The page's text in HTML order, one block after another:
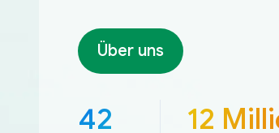
Über uns
42 12